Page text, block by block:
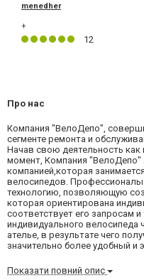
menedher
+
12
Про нас
Компания "ВелоДепо",
сегменте ремонта и
Начав свою деятельность как
момент, Компания "ВелоДепо"
компанией,которая
велосипедов. Профессионалы
технологию, позволяющую
которая ориентирована
соответствует его запросам
индивидуального
ателье, в результате чего
значительно более удобный и
Показати повний опис